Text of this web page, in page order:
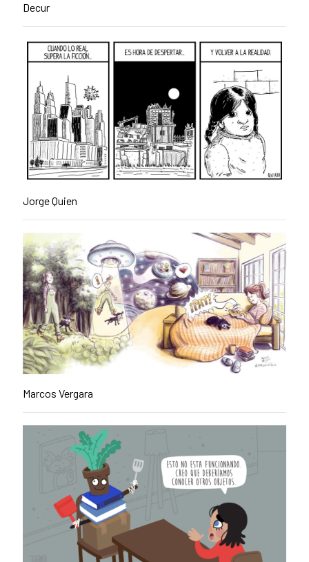
Decur
Jorge Quien
Marcos Vergara